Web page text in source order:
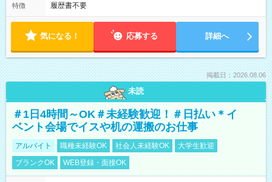
特徴 履歴書不要
気になる！ 応募する 詳細へ
掲載日：2026.08.06
未読
＃1日4時間～OK＃未経験歓迎！＃日払い＊イ
ベント会場でイスや机の運搬のお仕事
アルバイト 職種未経験OK 社会人未経験OK
大学生歓迎
ブランクOK
WEB登録・面接OK